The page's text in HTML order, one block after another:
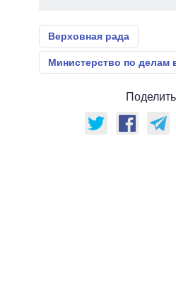
Верховная рада
Министерство по делам